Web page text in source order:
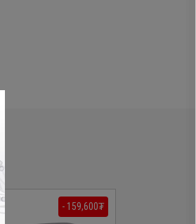
- 159,600₮